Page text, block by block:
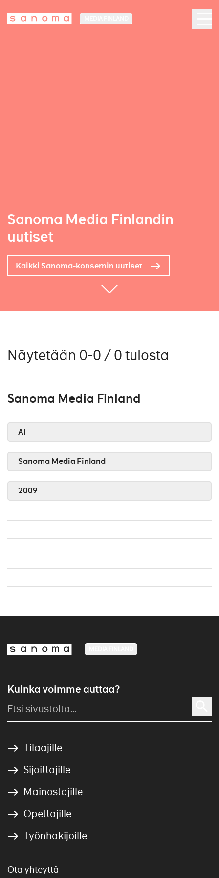
Sanoma Media Finlandin
uutiset
Kaikki Sanoma-konsernin uutiset
Näytetään 0-0 / 0 tulosta
Sanoma Media Finland
AI
Sanoma Media Finland
2009
Kuinka voimme auttaa?
Tilaajille
Sijoittajille
Mainostajille
Opettajille
Työnhakijoille
Ota yhteyttä